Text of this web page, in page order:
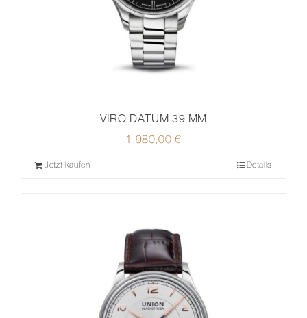
VIRO DATUM 39 MM
1.980,00€
Jetzt kaufen Details